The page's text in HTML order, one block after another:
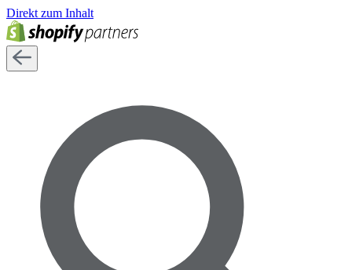
Direkt zum Inhalt